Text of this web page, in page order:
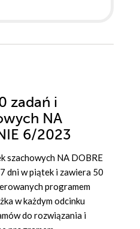
zadań i
NA
6/2023
szachowych NA DOBRE
dni w piątek i zawiera 50
programem
w każdym odcinku
do rozwiązania i